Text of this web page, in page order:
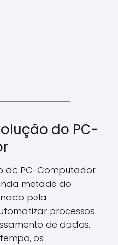
do PC-
do PC-Computador
metade do
pela
processos
de dados.
os